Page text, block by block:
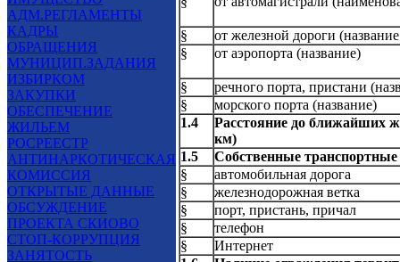
АДМ.РЕГЛАМЕНТЫ
КАДРЫ
ОБРАЩЕНИЯ
МУНИЦИП.ЗАДАНИЯ
ИЗБИРКОМ
ЗАКУПКИ
ОБЕСПЕЧЕНИЕ
ЖИЛЬЕМ
РОСРЕЕСТР
АНТИНАРКОТИЧЕСКАЯ
КОМИССИЯ
ОТКРЫТЫЕ ДАННЫЕ
ОБСУЖДЕНИЕ
ПРОЕКТА СКИОВО
СТОП-КОРРУПЦИЯ
ЗАНЯТОСТЬ
§
от железной дороги
§
от аэропорта (название)
§
речного порта, пристани
§
морского порта (название)
1.4
Расстояние до ближайших
км)
1.5
Собственные
§
автомобильная дорога
§
железнодорожная ветка
§
порт, пристань, причал
§
телефон
§
Интернет